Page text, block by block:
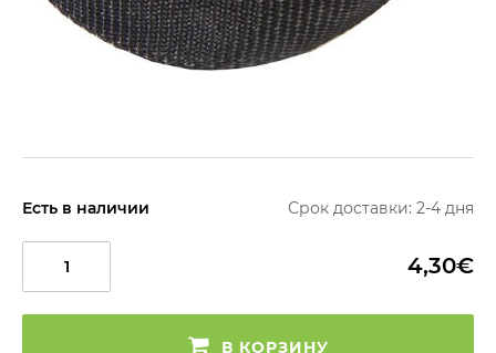
Есть в наличии Срок доставки: 2-4 дня
4,30€
В КОРЗИНУ